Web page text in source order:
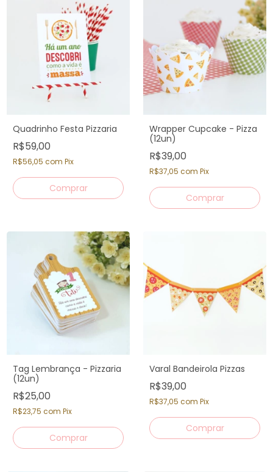
Quadrinho Festa Pizzaria
R$59,00
R$56,05 com Pix
Wrapper Cupcake - Pizza
(12un)
R$39,00
R$37,05 com Pix
Comprar
Tag Lembrança - Pizzaria
(12un)
R$25,00
R$23,75 com Pix
Varal Bandeirola Pizzas
R$39,00
R$37,05 com Pix